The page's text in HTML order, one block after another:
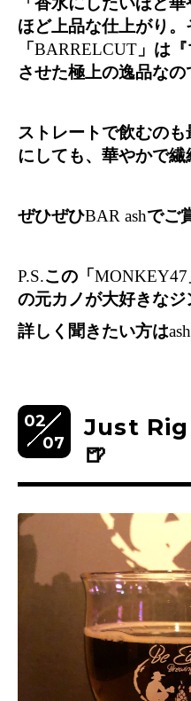
ほど上品な仕上がり
「 BARRELCUT 」は
させた極上の逸品なの
ストレートで飲むの
にしても、華やかで
ぜひぜひBAR ashでご
P.S.この「 MONKEY47
の元カノが大好きなジ
詳しく聞きたい方はash
02
07
Just
🍺